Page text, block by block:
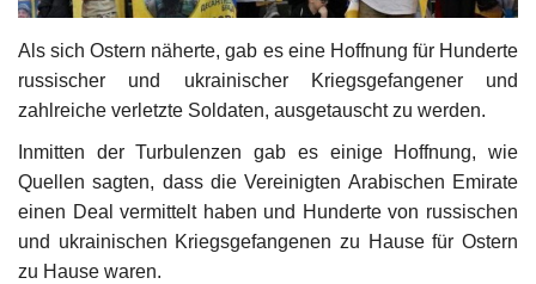
Wirtschaft
Kunst
Sport
Presse
Als sich Ostern näherte, gab es eine Hoffnung für Hunderte
russischer und ukrainischer Kriegsgefangener und
zahlreiche verletzte Soldaten, ausgetauscht zu werden.
Inmitten der Turbulenzen gab es einige Hoffnung, wie
Quellen sagten, dass die Vereinigten Arabischen Emirate
einen Deal vermittelt haben und Hunderte von russischen
und ukrainischen Kriegsgefangenen zu Hause für Ostern
zu Hause waren.